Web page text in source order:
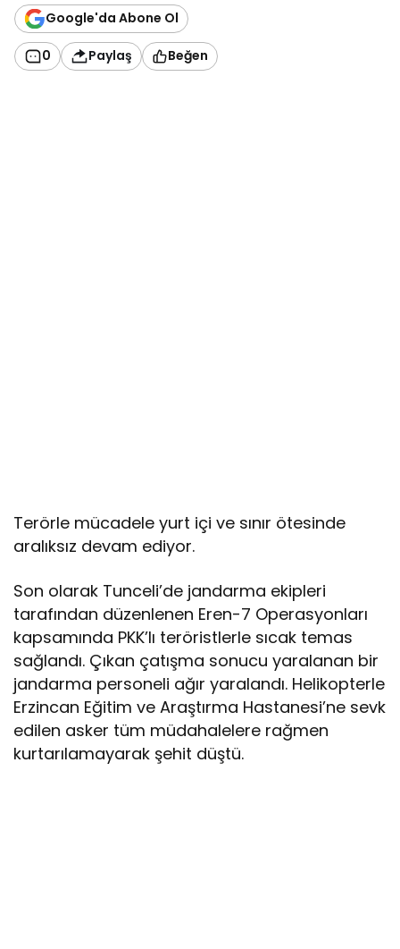
Google'da Abone Ol
0 Paylaş Beğen
Terörle mücadele yurt içi ve sınır ötesinde
aralıksız devam ediyor.
Son olarak Tunceli’de jandarma ekipleri
tarafından düzenlenen Eren-7 Operasyonları
kapsamında PKK’lı teröristlerle sıcak temas
sağlandı. Çıkan çatışma sonucu yaralanan bir
jandarma personeli ağır yaralandı. Helikopterle
Erzincan Eğitim ve Araştırma Hastanesi’ne sevk
edilen asker tüm müdahalelere rağmen
kurtarılamayarak şehit düştü.